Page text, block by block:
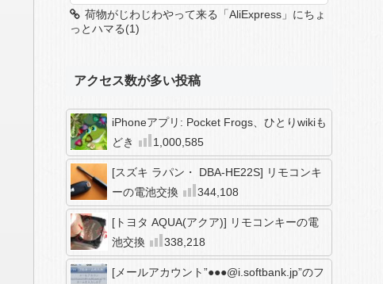
荷物がじわじわやって来る「AliExpress」にちょ
っとハマる(1)
アクセス数が多い投稿
iPhoneアプリ: Pocket Frogs、ひとりwikiも
どき
1,000,585
[スズキ ラパン・ DBA-HE22S] リモコンキ
ーの電池交換
344,108
[トヨタ AQUA(アクア)] リモコンキーの電
池交換
338,218
[メールアカウント”●●●@i.softbank.jp”のフ